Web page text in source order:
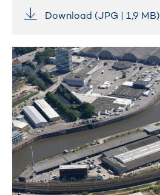
Download (JPG | 1,9 MB)